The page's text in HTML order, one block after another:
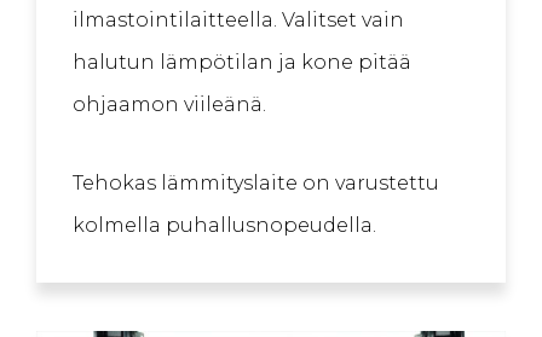
ilmastointilaitteella. Valitset vain
halutun lämpötilan ja kone pitää
ohjaamon viileänä.
Tehokas lämmityslaite on varustettu
kolmella puhallusnopeudella.